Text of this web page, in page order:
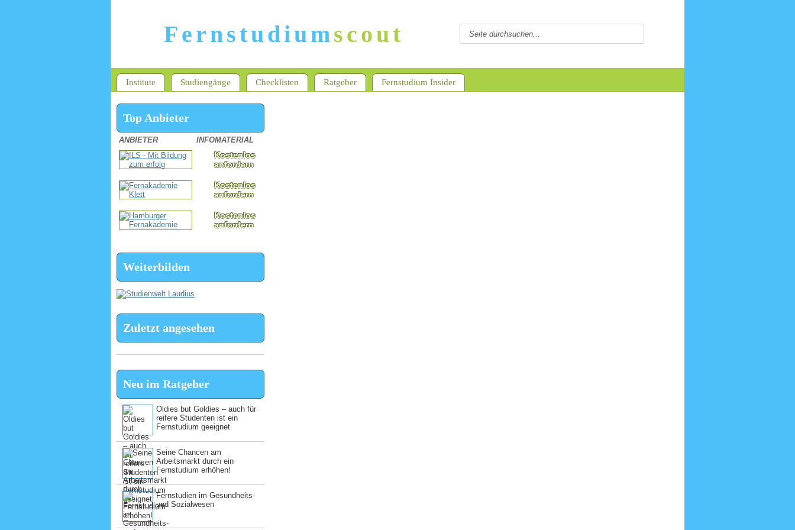
Fernstudiumscout
Institute Studiengänge Checklisten Ratgeber Fernstudium Insider
Top Anbieter
ANBIETER INFOMATERIAL
Kostenlos
anfordern
Kostenlos
anfordern
Kostenlos
anfordern
Weiterbilden
Zuletzt angesehen
Neu im Ratgeber
Oldies but Goldies – auch für
reifere Studenten ist ein
Fernstudium geeignet
Seine Chancen am
Arbeitsmarkt durch ein
Fernstudium erhöhen!
Fernstudien im Gesundheits-
und Sozialwesen